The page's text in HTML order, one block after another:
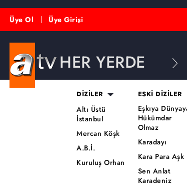
Üye Ol Üye Girişi
HER YERDE
DİZİLER
Altı Üstü
İstanbul
Mercan Köşk
A.B.İ.
Kuruluş Orhan
ESKİ DİZİLER
Eşkıya
Hükümdar
Olmaz
Karadayı
Kara Para Aşk
Sen Anlat
Karadeniz